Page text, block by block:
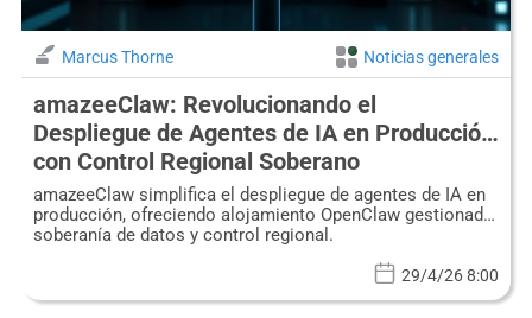
Marcus Thorne Noticias generales
amazeeClaw: Revolucionando el
Despliegue de Agentes de IA en Producción
con Control Regional Soberano
amazeeClaw simplifica el despliegue de agentes de IA en
producción, ofreciendo alojamiento OpenClaw gestionado,
soberanía de datos y control regional.
29/4/26 8:00